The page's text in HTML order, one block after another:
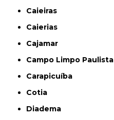
Caieiras
Caierias
Cajamar
Campo Limpo Paulista
Carapicuíba
Cotia
Diadema